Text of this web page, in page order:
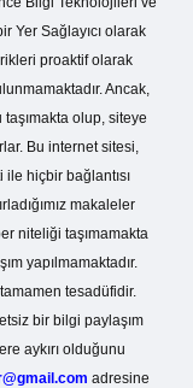
Yer Sağlayıcı olarak
proaktif olarak
Ancak,
olup, siteye
Bu internet sitesi,
hiçbir bağlantısı
makaleler
niteliği taşımamakta
yapılmamaktadır.
tesadüfidir.
bir bilgi paylaşım
aykırı olduğunu
adresine